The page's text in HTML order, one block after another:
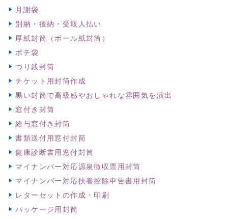
月謝袋
別納・後納・受取人払い
厚紙封筒（ボール紙封筒）
ポチ袋
つり銭封筒
チケット用封筒作成
黒い封筒で高級感やおしゃれな雰囲気を演出
窓付き封筒
給与窓付き封筒
書類送付用窓付封筒
健康診断書用窓付封筒
マイナンバー対応源泉徴収票用封筒
マイナンバー対応扶養控除申告書用封筒
レターセットの作成・印刷
パッケージ用封筒